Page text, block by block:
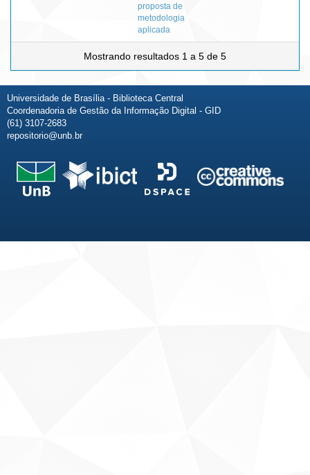
proposta de
metodologia
aplicada
Mostrando resultados 1 a 5 de 5
Universidade de Brasília - Biblioteca Central
Coordenadoria de Gestão da Informação Digital - GID
(61) 3107-2683
repositorio@unb.br